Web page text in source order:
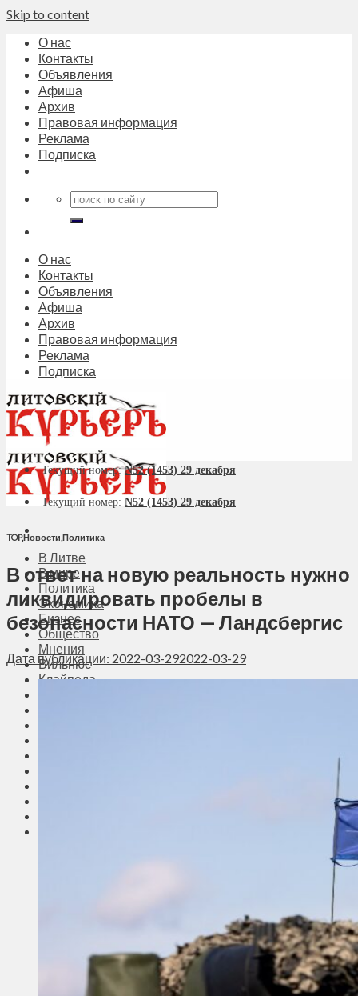
Skip to content
О нас
Контакты
Объявления
Афиша
Архив
Правовая информация
Реклама
Подписка
О нас
Контакты
Объявления
Афиша
Архив
Правовая информация
Реклама
Подписка
В Литве
В мире
Политика
Экономика
Бизнес
Общество
Мнения
Вильнюс
Клайпеда
Происшествия
Приграничье
Деньги
Текущий номер:N52 (1453) 29 декабря
Текущий номер: N52 (1453) 29 декабря
TOP,Новости,Политика
В ответ на новую реальность нужно
ликвидировать пробелы в
безопасности НАТО — Ландсбергис
Дата публикации: 2022-03-292022-03-29